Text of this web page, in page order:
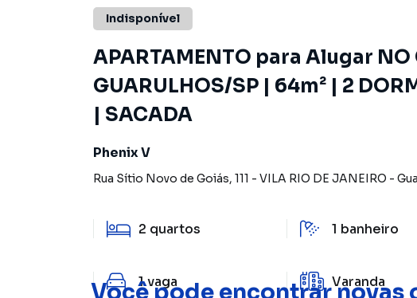
Você pode encontrar
Indisponível
APARTAMENTO para Alugar NO
GUARULHOS/SP | 64m² | 2
| SACADA
Phenix V
Rua Sítio Novo de Goiás, 111 - VILA RIO DE JANEIRO -
2 quartos 1 banheiro
1vaga Varanda